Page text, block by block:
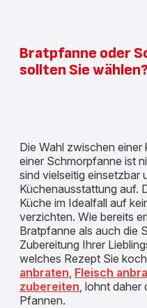
Bratpfanne oder
sollten Sie wählen?
Die Wahl zwischen
einer Schmorpfanne ist
sind vielseitig einsetzbar
Küchenausstattung auf.
Küche im Idealfall auf
verzichten. Wie bereits
Bratpfanne als auch die
Zubereitung Ihrer
welches Rezept Sie
anbraten, Fleisch
zubereiten, lohnt daher
Pfannen.